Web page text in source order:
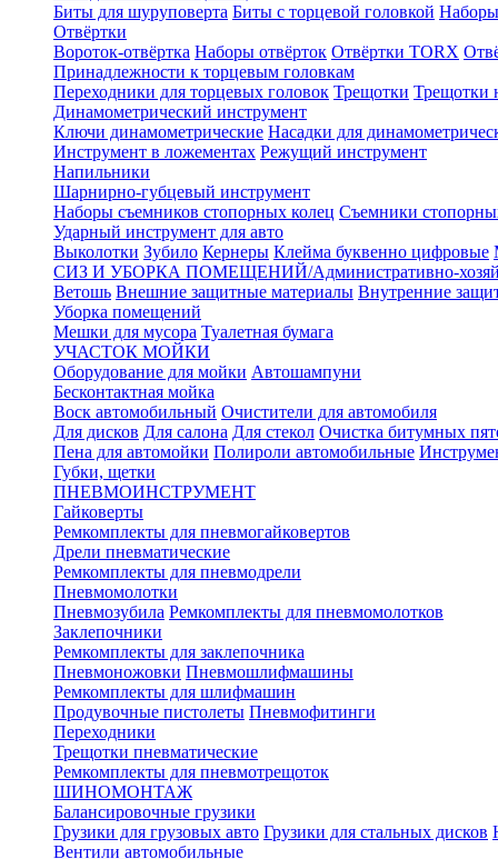
Биты для шуруповерта Биты с торцевой головкой
Отвёртки
Вороток-отвёртка Наборы отвёрток Отвёртки TORX
Принадлежности к торцевым головкам
Переходники для торцевых головок Трещотки Трещотки
Динамометрический инструмент
Ключи динамометрические Насадки для
Инструмент в ложементах Режущий инструмент
Напильники
Шарнирно-губцевый инструмент
Наборы съемников стопорных колец Съемники
Ударный инструмент для авто
Выколотки Зубило Кернеры Клейма буквенно цифровые
СИЗ И УБОРКА ПОМЕЩЕНИЙ/Административно-
Ветошь Внешние защитные материалы Внутренние
Уборка помещений
Мешки для мусора Туалетная бумага
УЧАСТОК МОЙКИ
Оборудование для мойки Автошампуни
Бесконтактная мойка
Воск автомобильный Очистители для автомобиля
Для дисков Для салона Для стекол Очистка битумных
Пена для автомойки Полироли автомобильные
Губки, щетки
ПНЕВМОИНСТРУМЕНТ
Гайковерты
Ремкомплекты для пневмогайковертов
Дрели пневматические
Ремкомплекты для пневмодрели
Пневмомолотки
Пневмозубила Ремкомплекты для пневмомолотков
Заклепочники
Ремкомплекты для заклепочника
Пневмоножовки Пневмошлифмашины
Ремкомплекты для шлифмашин
Продувочные пистолеты Пневмофитинги
Переходники
Трещотки пневматические
Ремкомплекты для пневмотрещоток
ШИНОМОНТАЖ
Балансировочные грузики
Грузики для грузовых авто Грузики для стальных дисков
Вентили автомобильные